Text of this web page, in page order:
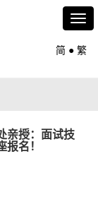
简 ● 繁
亲授：面试技
名！